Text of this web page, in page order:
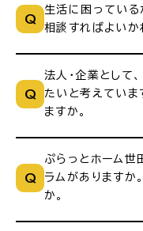
生活に困っている
相談すればよいか
法人・企業として
たいと考えていま
ますか。
ぷらっとホーム世
ラムがありますか
か。